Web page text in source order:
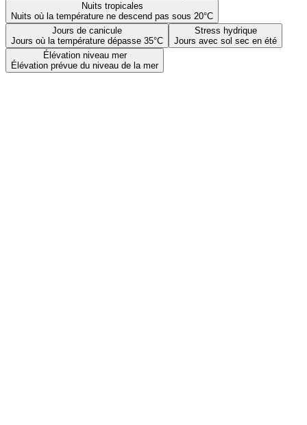
Nuits tropicales
Nuits où la température ne descend pas sous 20°C
Jours de canicule
Jours où la température dépasse 35°C
Stress hydrique
Jours avec sol sec en été
Élévation niveau mer
Élévation prévue du niveau de la mer